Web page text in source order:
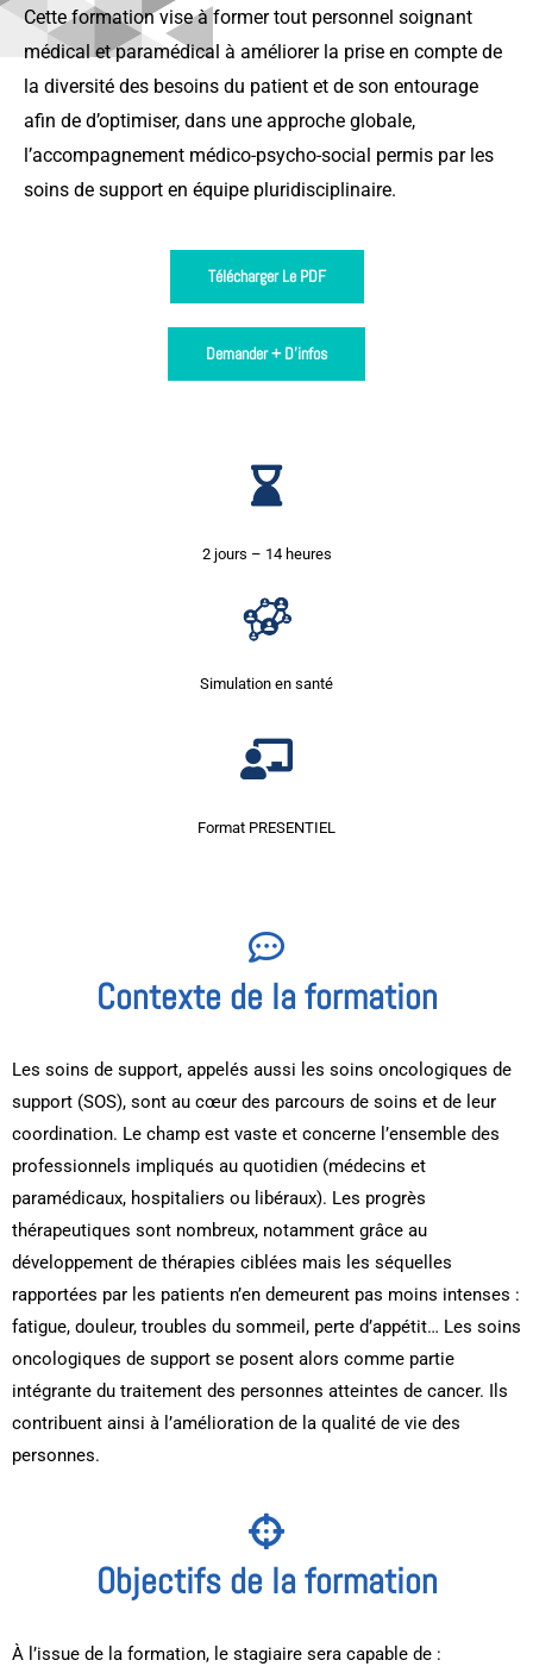
Cette formation vise à former tout personnel soignant
médical et paramédical à améliorer la prise en compte de
la diversité des besoins du patient et de son entourage
afin de d’optimiser, dans une approche globale,
l’accompagnement médico-psycho-social permis par les
soins de support en équipe pluridisciplinaire.
Télécharger Le PDF
Demander + D'infos
2 jours – 14 heures
Simulation en santé
Format PRESENTIEL
Contexte de la formation
Les soins de support, appelés aussi les soins oncologiques de
support (SOS), sont au cœur des parcours de soins et de leur
coordination. Le champ est vaste et concerne l’ensemble des
professionnels impliqués au quotidien (médecins et
paramédicaux, hospitaliers ou libéraux). Les progrès
thérapeutiques sont nombreux, notamment grâce au
développement de thérapies ciblées mais les séquelles
rapportées par les patients n’en demeurent pas moins intenses :
fatigue, douleur, troubles du sommeil, perte d’appétit… Les soins
oncologiques de support se posent alors comme partie
intégrante du traitement des personnes atteintes de cancer. Ils
contribuent ainsi à l’amélioration de la qualité de vie des
personnes.
Objectifs de la formation
À l’issue de la formation, le stagiaire sera capable de :